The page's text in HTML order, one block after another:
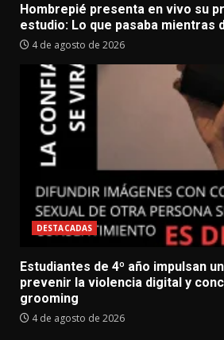
Hombrepié presenta en vivo su
estudio: Lo que pasaba mientras
4 de agosto de 2026
DESTACADAS
Estudiantes de 4º año impulsan
prevenir la violencia digital y
grooming
4 de agosto de 2026